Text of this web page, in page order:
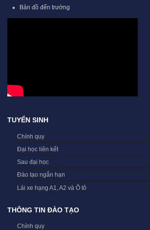
Bản đồ đến trường
TUYỂN SINH
Chính quy
Đại học liên kết
Sau đại học
Đào tạo ngắn hạn
Lái xe hạng A1, A2 và Ô tô
THÔNG TIN ĐÀO TẠO
Chính quy